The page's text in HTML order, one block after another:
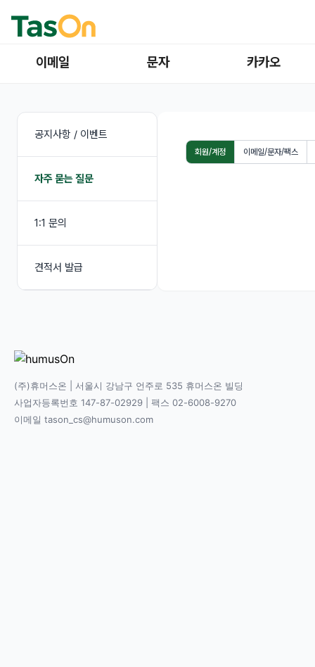
이메일 문자 카카오
공지사항 / 이벤트
자주 묻는 질문
1:1 문의
견적서 발급
회원/계정 이메일/문자/팩스
(주)휴머스온 | 서울시 강남구 언주로 535 휴머스온 빌딩
사업자등록번호 147-87-02929 | 팩스 02-6008-9270
이메일 tason_cs@humuson.com